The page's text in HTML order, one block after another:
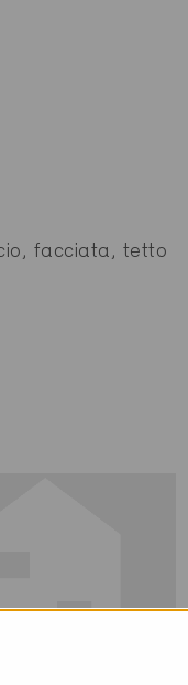
facciata, tetto